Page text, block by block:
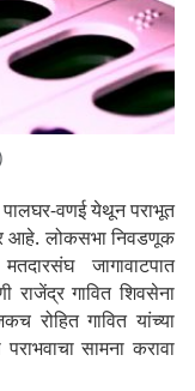
पालघर-वणई येथून पराभूत
आहे. लोकसभा निवडणूक
जागावाटपात
गावित शिवसेना
रोहित गावित यांच्या
सामना करावा